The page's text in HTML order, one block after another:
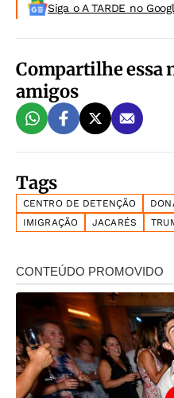
Siga o A TARDE no
Compartilhe essa
amigos
Tags
CENTRO DE DETENÇÃO
IMIGRAÇÃO
JACARÉS